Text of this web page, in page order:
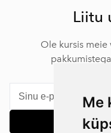
Me
Liitu
Ole kursis